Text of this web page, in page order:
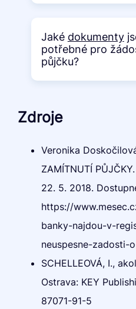
Jaké dokumenty
potřebné pro
půjčku?
Zdroje
Veronika
ZAMÍTNUTÍ
22. 5. 2018.
https://
banky-najdou-v-
neuspesne-zadosti-
SCHELLEOVÁ, I.,
Ostrava: KEY
87071-91-5